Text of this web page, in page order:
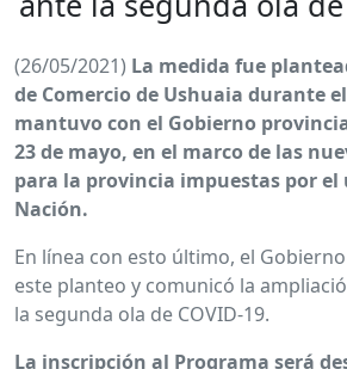
(26/05/2021) La medida fue
de Comercio de Ushuaia durante
mantuvo con el Gobierno
23 de mayo, en el marco de las
para la provincia impuestas por el
Nación.
En línea con esto último, el
este planteo y comunicó la
la segunda ola de COVID-19.
La inscripción al Programa será